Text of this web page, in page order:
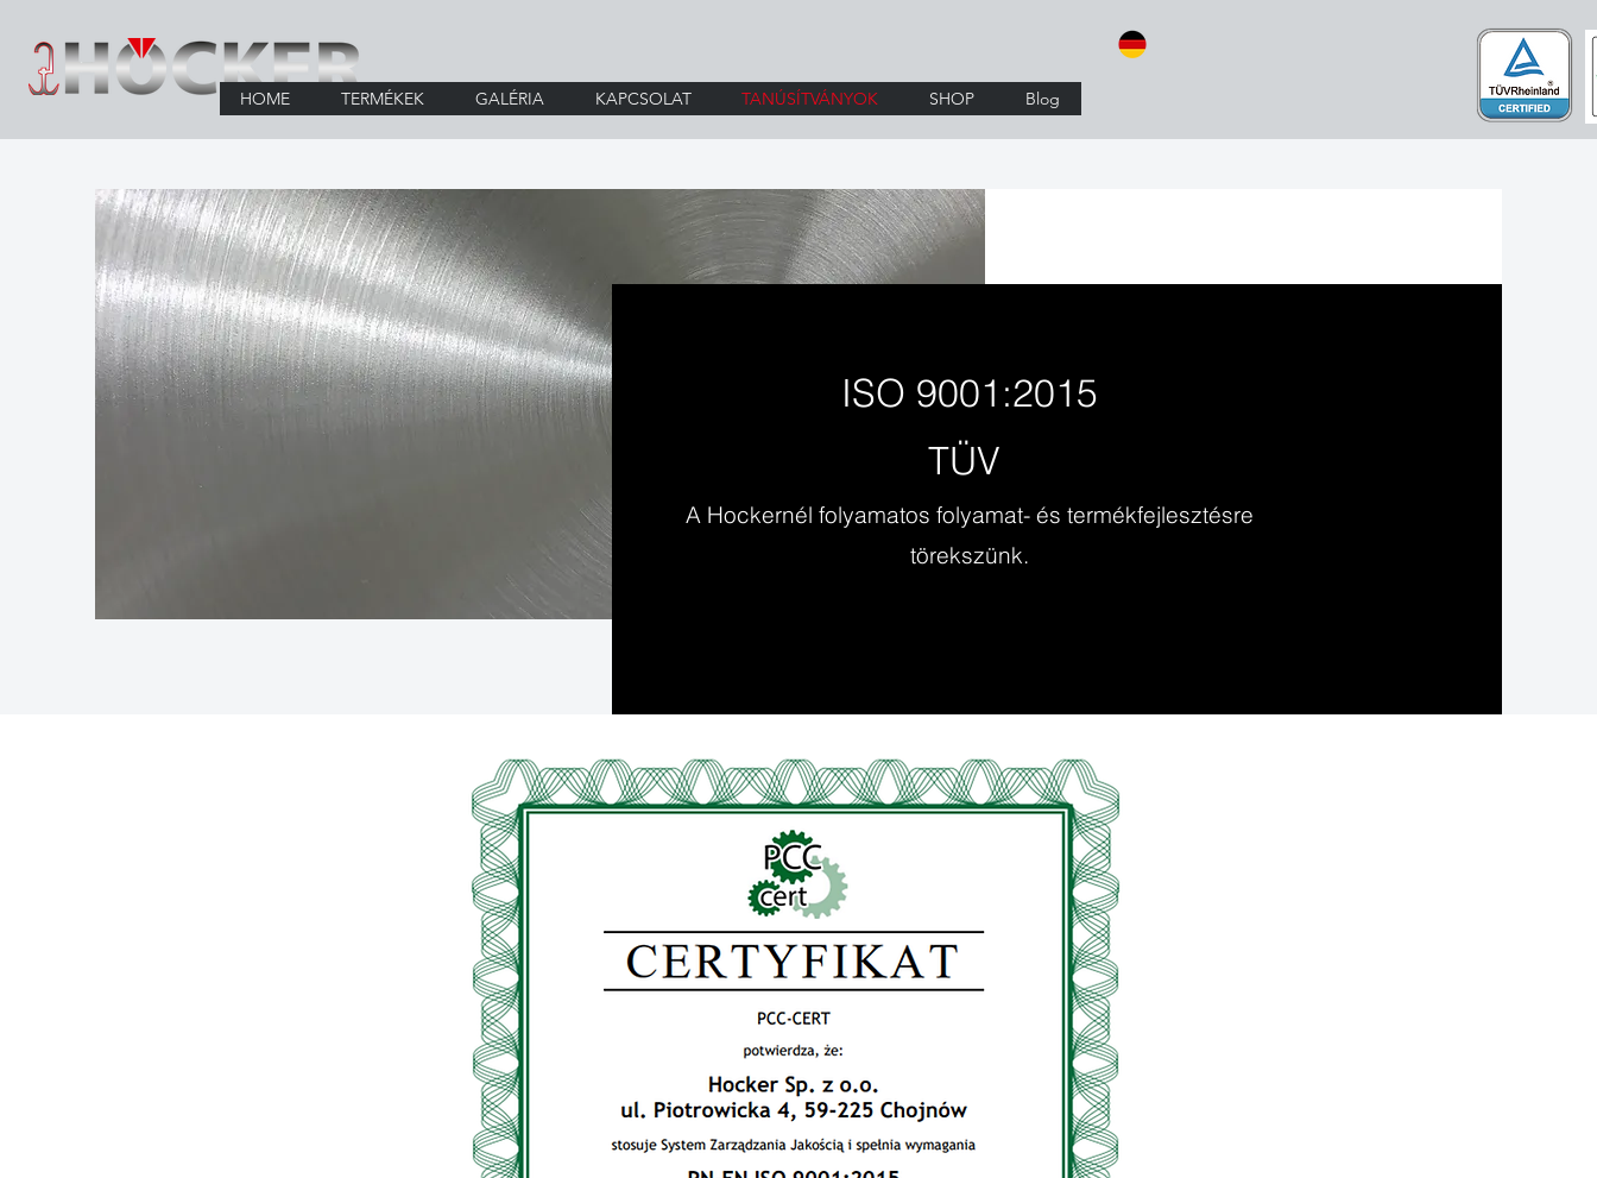
HOME TERMÉKEK GALÉRIA KAPCSOLAT TANÚSÍTVÁNYOK SHOP Blog
ISO 9001:2015​
TÜV
A Hockernél folyamatos folyamat- és termékfejlesztésre
törekszünk.